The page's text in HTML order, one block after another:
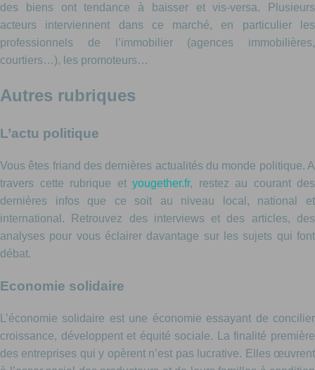
des biens ont tendance à baisser et vis-versa. Plusieurs
acteurs interviennent dans ce marché, en particulier les
professionnels de l’immobilier (agences immobilières,
courtiers…), les promoteurs…
Autres rubriques
L’actu politique
Vous êtes friand des dernières actualités du monde politique. A
travers cette rubrique et yougether.fr, restez au courant des
dernières infos que ce soit au niveau local, national et
international. Retrouvez des interviews et des articles, des
analyses pour vous éclairer davantage sur les sujets qui font
débat.
Economie solidaire
L’économie solidaire est une économie essayant de concilier
croissance, développent et équité sociale. La finalité première
des entreprises qui y opèrent n’est pas lucrative. Elles œuvrent